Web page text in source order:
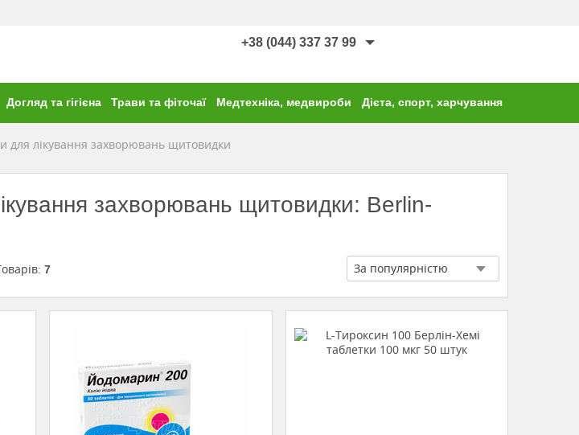
+38 (044) 337 37 99
Догляд та гігієна Трави та фіточаї Медтехніка, медвироби Дієта, спорт, харчування
для лікування захворювань щитовидки
захворювань щитовидки: Berlin-
7